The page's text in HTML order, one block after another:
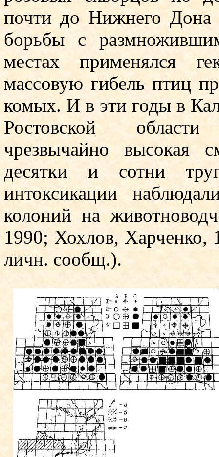
почти до Нижнего Дона
борьбы с
местах применялся
массовую гибель птиц
комых. И в эти годы в
Ростовской
чрезвычайно вы­сокая
десятки и сотни
интоксикации
колоний на
1990; Хохлов,
личн. сообщ.).